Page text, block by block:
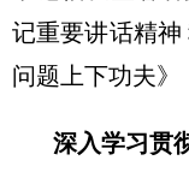
记重要讲话精
问题上下功夫》
深入学习贯